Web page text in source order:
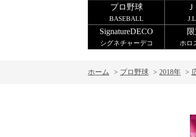
プロ野球
BASEBALL
SignatureDECO
シグネチャーデコ ホロ
ホーム > プロ野球 > 2018年 >